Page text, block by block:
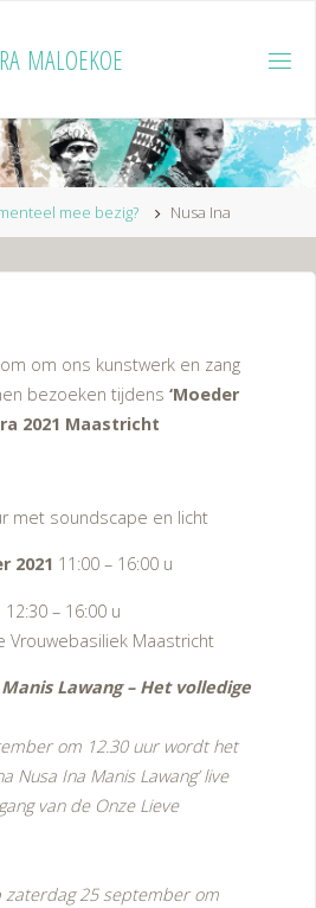
A MALOEKOE
mee bezig? Nusa Ina
om ons kunstwerk en zang
bezoeken tijdens ‘Moeder
2021 Maastricht
met soundscape en licht
2021 11:00 – 16:00 u
12:30 – 16:00 u
Vrouwebasiliek Maastricht
Lawang – Het volledige
om 12.30 uur wordt het
Nusa Ina Manis Lawang’ live
van de Onze Lieve
zaterdag 25 september om